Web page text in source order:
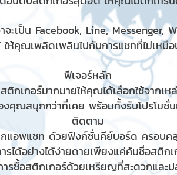
ะเป็น Facebook, Line, Messenger,
ให้คุณเพลิดเพลินไปกับการแชทที่ไม่เหมื
ฟีเจอร์หลัก
กเกอร์มากมายให้คุณได้เลือกใช้จากเห
คุณสนุกกว่าที่เคย พร้อมทั้งรับโปรโม
ติดตาม
กแอพแชท ด้วยฟังก์ชั่นคีย์บอร์ด ครอบค
ได้อย่างได้ง่ายดายเพียงแค่ค้นชื่อสติกเ
ารซื้อสติกเกอร์ด้วยเหรียญที่สะดวกและ